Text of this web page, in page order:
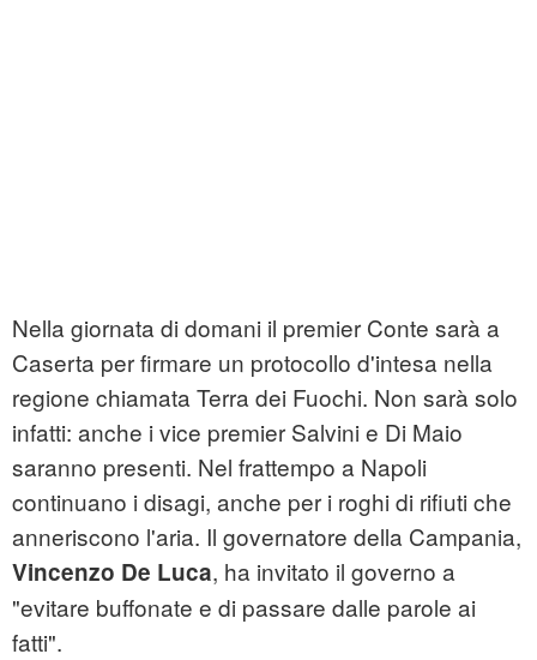
Nella giornata di domani il premier Conte sarà a
Caserta per firmare un protocollo d'intesa nella
regione chiamata Terra dei Fuochi. Non sarà solo
infatti: anche i vice premier Salvini e Di Maio
saranno presenti. Nel frattempo a Napoli
continuano i disagi, anche per i roghi di rifiuti che
anneriscono l'aria. Il governatore della Campania,
Vincenzo De Luca, ha invitato il governo a
"evitare buffonate e di passare dalle parole ai
fatti".